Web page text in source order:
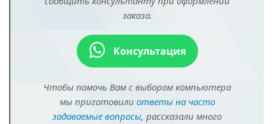
заказа.
Консультация
Чтобы помочь Вам с выбором компьютера
мы приготовили ответы на часто
задаваемые вопросы, рассказали много